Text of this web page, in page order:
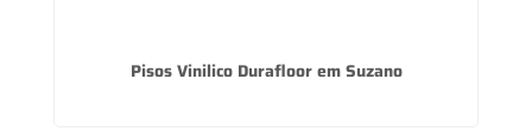
Pisos Vinilico Durafloor em Suzano